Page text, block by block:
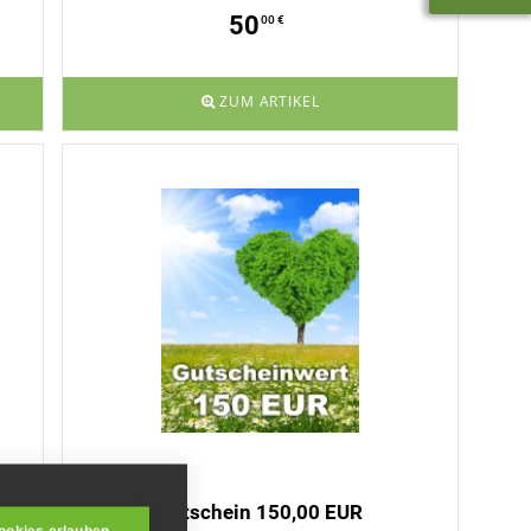
50 00 €
ZUM ARTIKEL
Gutschein 150,00 EUR